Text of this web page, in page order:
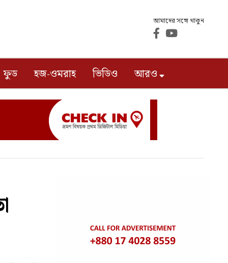
আমাদের সঙ্গে থাকুন
ফুড হজ-ওমরাহ ভিডিও আরও